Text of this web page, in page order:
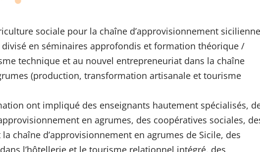
sociale pour la chaîne d’approvisionnement
divisé en séminaires approfondis et formation théorique /
technique et au nouvel entrepreneuriat dans la chaîne
(production, transformation artisanale et tourisme
ont impliqué des enseignants hautement spécialisés,
en agrumes, des coopératives sociales,
chaîne d’approvisionnement en agrumes de Sicile, des
l’hôtellerie et le tourisme relationnel intégré, des